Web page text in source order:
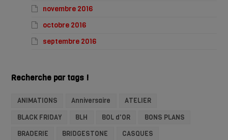
novembre 2016
octobre 2016
septembre 2016
Recherche par tags !
ANIMATIONS Anniversaire
ATELIER
BLACK FRIDAY
BLH BOL d'OR
BONS PLANS
BRADERIE
BRIDGESTONE
CASQUES